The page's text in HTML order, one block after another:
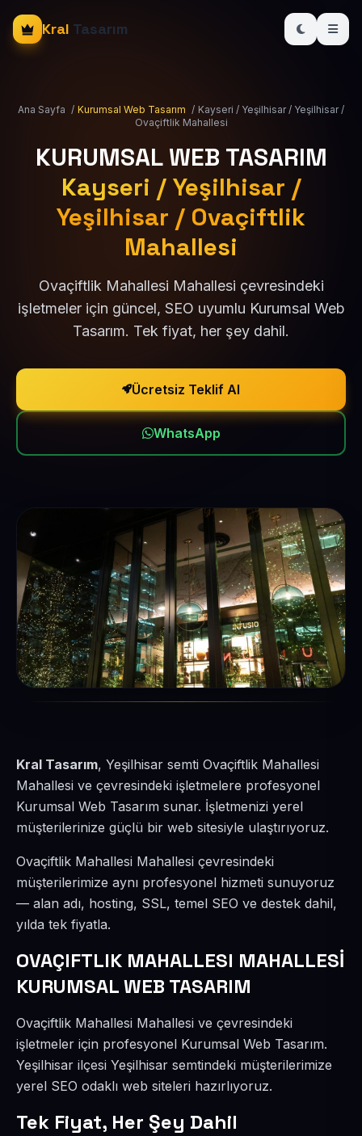
Kral Tasarım
Ana Sayfa / Kurumsal Web Tasarım / Kayseri / Yeşilhisar / Yeşilhisar /
Ovaçiftlik Mahallesi
KURUMSAL WEB TASARIM
Kayseri / Yeşilhisar /
Yeşilhisar / Ovaçiftlik
Mahallesi
Ovaçiftlik Mahallesi Mahallesi çevresindeki
işletmeler için güncel, SEO uyumlu Kurumsal Web
Tasarım. Tek fiyat, her şey dahil.
Ücretsiz Teklif Al
WhatsApp
Kral Tasarım, Yeşilhisar semti Ovaçiftlik Mahallesi
Mahallesi ve çevresindeki işletmelere profesyonel
Kurumsal Web Tasarım sunar. İşletmenizi yerel
müşterilerinize güçlü bir web sitesiyle ulaştırıyoruz.
Ovaçiftlik Mahallesi Mahallesi çevresindeki
müşterilerimize aynı profesyonel hizmeti sunuyoruz
— alan adı, hosting, SSL, temel SEO ve destek dahil,
yılda tek fiyatla.
OVAÇIFTLIK MAHALLESI MAHALLESİ
KURUMSAL WEB TASARIM
Ovaçiftlik Mahallesi Mahallesi ve çevresindeki
işletmeler için profesyonel Kurumsal Web Tasarım.
Yeşilhisar ilçesi Yeşilhisar semtindeki müşterilerimize
yerel SEO odaklı web siteleri hazırlıyoruz.
Tek Fiyat, Her Şey Dahil